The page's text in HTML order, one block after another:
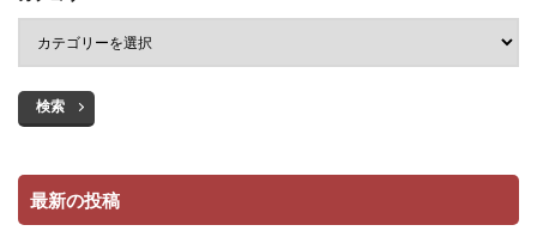
検索
最新の投稿